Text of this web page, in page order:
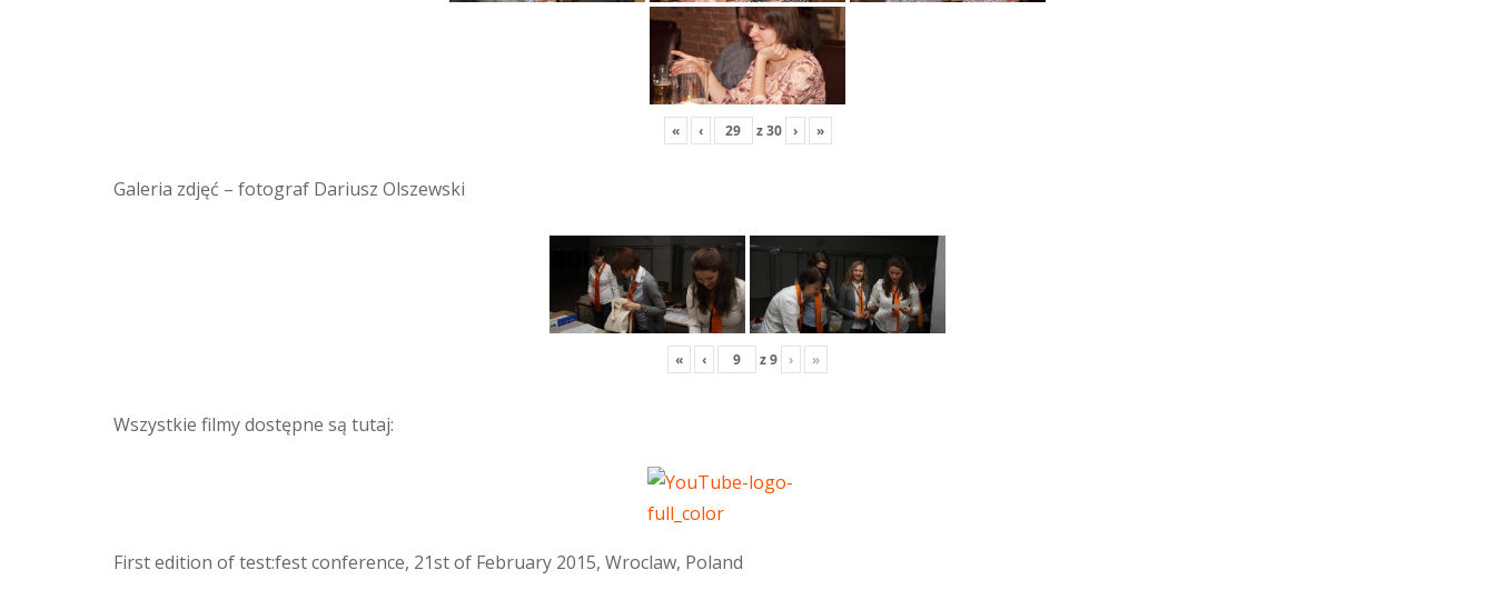
« ‹ z30 › »
Galeria zdjęć – fotograf Dariusz Olszewski
« ‹ z9 › »
Wszystkie filmy dostępne są tutaj:
First edition of test:fest conference, 21st of February 2015, Wroclaw, Poland